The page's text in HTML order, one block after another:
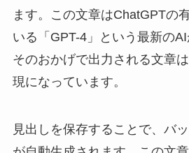
ます。この文章はChatGPTの
いる「GPT-4」という最新のAI
そのおかげで出力される文章
現になっています。
見出しを保存することで、バ